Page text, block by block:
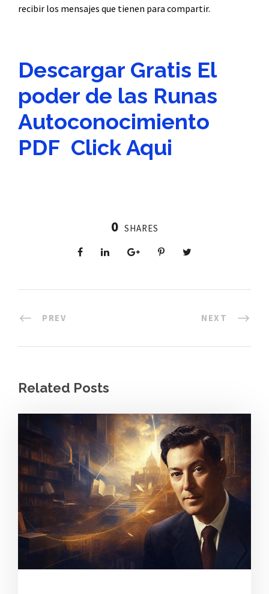
recibir los mensajes que tienen para compartir.
Descargar Gratis El
poder de las Runas
Autoconocimiento
PDF Click Aqui
0 SHARES
PREV NEXT
Related Posts